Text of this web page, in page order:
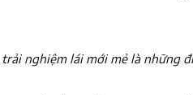
nghiệm lái mới mẻ là những